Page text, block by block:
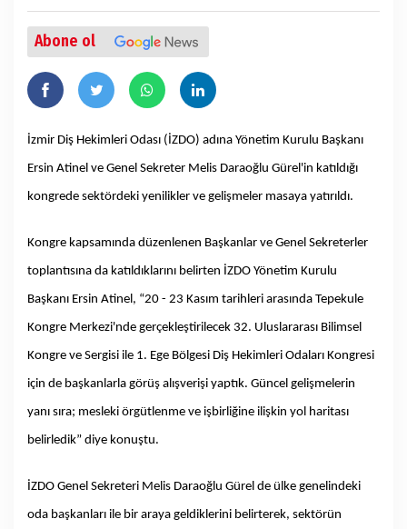
Abone ol
İzmir Diş Hekimleri Odası (İZDO) adına Yönetim Kurulu Başkanı
Ersin Atinel ve Genel Sekreter Melis Daraoğlu Gürel'in katıldığı
kongrede sektördeki yenilikler ve gelişmeler masaya yatırıldı.
Kongre kapsamında düzenlenen Başkanlar ve Genel Sekreterler
toplantısına da katıldıklarını belirten İZDO Yönetim Kurulu
Başkanı Ersin Atinel, “20 - 23 Kasım tarihleri arasında Tepekule
Kongre Merkezi'nde gerçekleştirilecek 32. Uluslararası Bilimsel
Kongre ve Sergisi ile 1. Ege Bölgesi Diş Hekimleri Odaları Kongresi
için de başkanlarla görüş alışverişi yaptık. Güncel gelişmelerin
yanı sıra; mesleki örgütlenme ve işbirliğine ilişkin yol haritası
belirledik” diye konuştu.
İZDO Genel Sekreteri Melis Daraoğlu Gürel de ülke genelindeki
oda başkanları ile bir araya geldiklerini belirterek, sektörün